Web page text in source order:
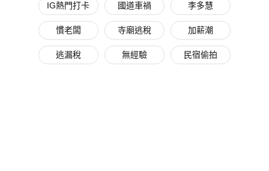
IG熱門打卡 國道車禍 李多慧
慣老闆 寺廟逃稅 加薪潮
逃漏稅 無經驗 民宿偷拍